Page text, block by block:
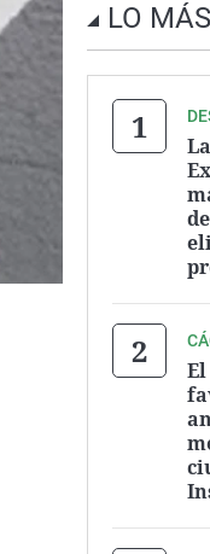
LO MÁS